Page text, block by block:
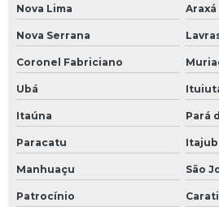
Montagem de tubulação de
Nuvem de pontos para
óleo térmico para caldeira
óleo térmico industrial
óleo térmico ipiranga
Nova Lima Araxá
Nova Serrana
Coronel Fabriciano
Ubá
Itaúna Pará
Paracatu
Manhuaçu São
Patrocínio